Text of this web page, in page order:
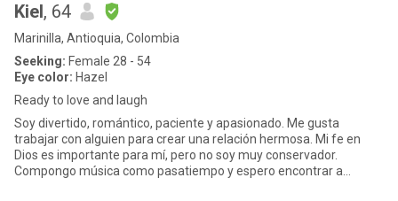
Kiel, 64
Marinilla, Antioquia, Colombia
Seeking: Female 28 - 54
Eye color: Hazel
Ready to love and laugh
Soy divertido, romántico, paciente y apasionado. Me gusta
trabajar con alguien para crear una relación hermosa. Mi fe en
Dios es importante para mí, pero no soy muy conservador.
Compongo música como pasatiempo y espero encontrar a